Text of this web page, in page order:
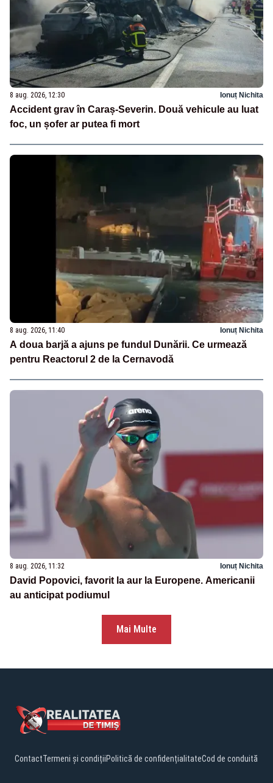
8 aug. 2026, 12:30 Ionuț Nichita
Accident grav în Caraș-Severin. Două vehicule au luat
foc, un șofer ar putea fi mort
8 aug. 2026, 11:40 Ionuț Nichita
A doua barjă a ajuns pe fundul Dunării. Ce urmează
pentru Reactorul 2 de la Cernavodă
8 aug. 2026, 11:32 Ionuț Nichita
David Popovici, favorit la aur la Europene. Americanii
au anticipat podiumul
Mai Multe
ContactTermeni și condițiiPolitică de confidențialitateCod de conduită